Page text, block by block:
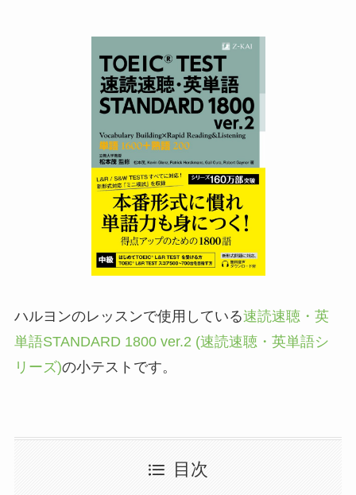
ハルヨンのレッスンで使用している速読速聴・英
単語STANDARD 1800 ver.2 (速読速聴・英単語シ
リーズ)の小テストです。
目次